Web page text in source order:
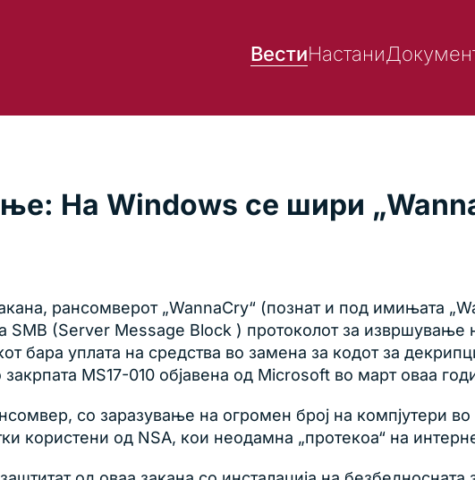
ВестиНастани
На Windows се шири
рансомверот „WannaCry“ (познат и под имињата
SMB (Server Message Block ) протоколот за
бара уплата на средства во замена за кодот за
MS17-010 објавена од Microsoft во март оваа
со заразување на огромен број на компјутери
користени од NSA, кои неодамна „протекоа“ на